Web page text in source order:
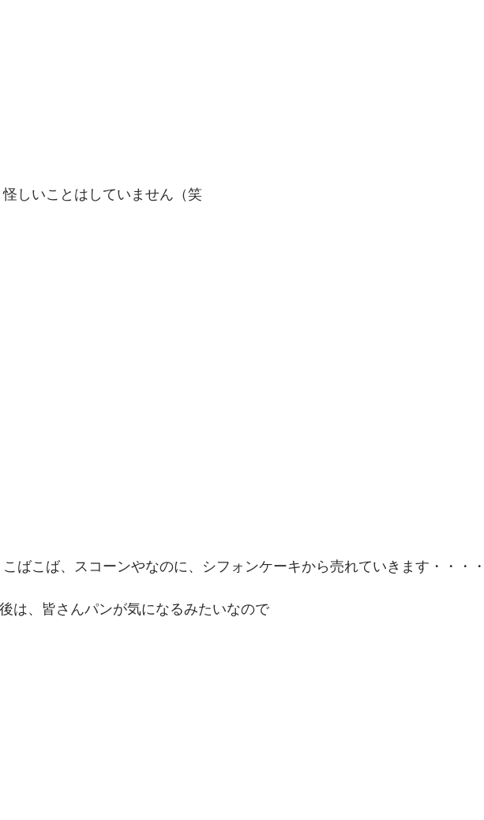
怪しいことはしていません（笑
こばこば、スコーンやなのに、シフォンケーキから売れていきます・・・
後は、皆さんパンが気になるみたいなので